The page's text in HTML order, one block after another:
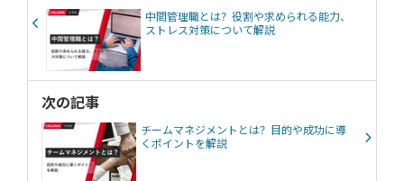
中間管理職とは？役割や求められる能力、
ストレス対策について解説
次の記事
チームマネジメントとは？目的や成功に導
くポイントを解説